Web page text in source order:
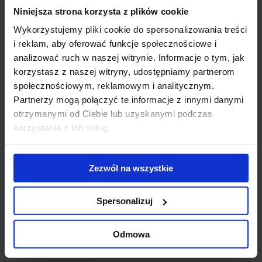
Niniejsza strona korzysta z plików cookie
Wykorzystujemy pliki cookie do spersonalizowania treści
i reklam, aby oferować funkcje społecznościowe i
analizować ruch w naszej witrynie. Informacje o tym, jak
korzystasz z naszej witryny, udostępniamy partnerom
społecznościowym, reklamowym i analitycznym.
Partnerzy mogą połączyć te informacje z innymi danymi
otrzymanymi od Ciebie lub uzyskanymi podczas
korzystania z ich usług.
Zezwól na wszystkie
Spersonalizuj
Odmowa
Giant office and
hotel complex
nears completion
Modernization of
the Diuna
complex - new
conference
center opened
Contact us
Jones Lang LaSalle Sp. z o.o.